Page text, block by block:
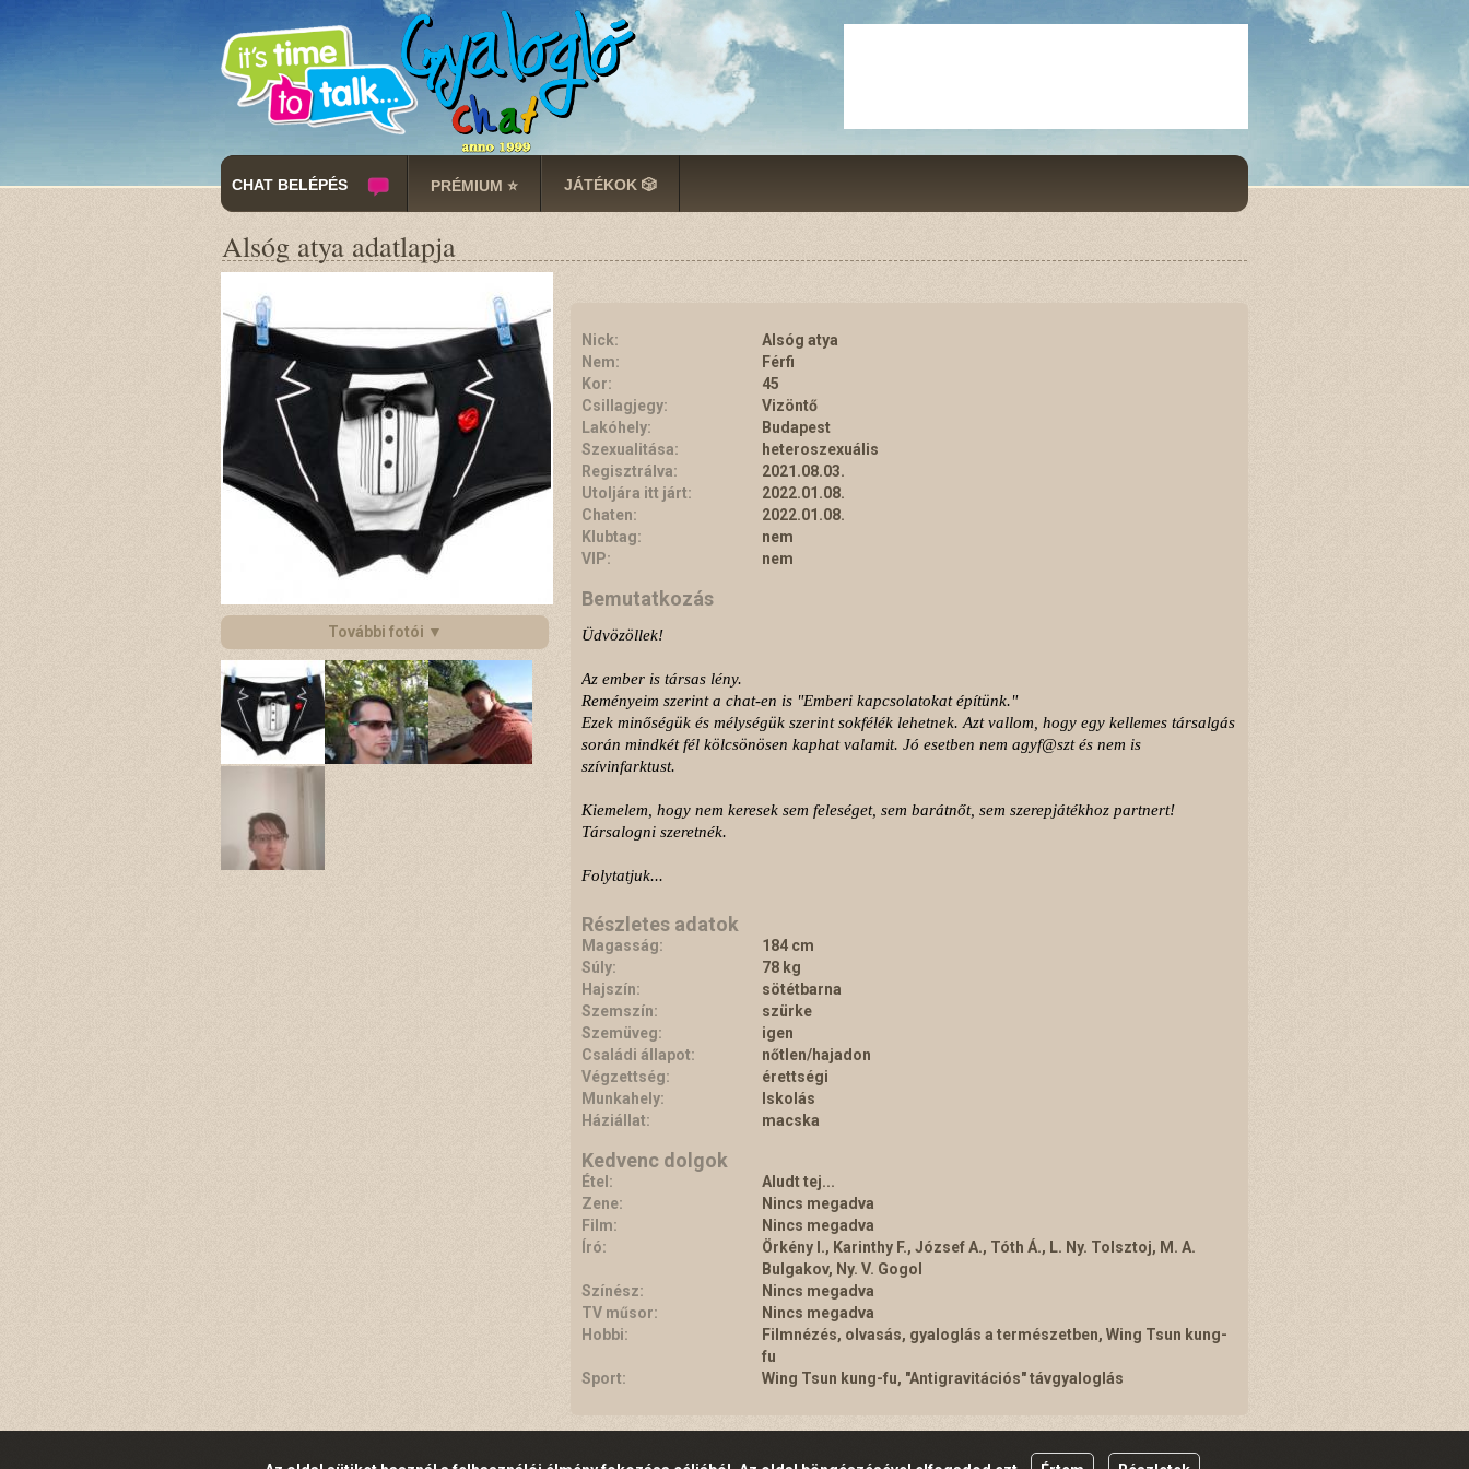
CHAT BELÉPÉS PRÉMIUM ⭐ JÁTÉKOK 🎲
Alsóg atya adatlapja
További fotói ▼
Nick:
Alsóg atya
Nem:
Férfi
Kor:
45
Csillagjegy:
Vizöntő
Lakóhely:
Budapest
Szexualitása:
heteroszexuális
Regisztrálva:
2021.08.03.
Utoljára itt járt:
2022.01.08.
Chaten:
2022.01.08.
Klubtag:
nem
VIP:
nem
Bemutatkozás
Üdvözöllek!
Az ember is társas lény.
Reményeim szerint a chat-en is "Emberi kapcsolatokat építünk."
Ezek minőségük és mélységük szerint sokfélék lehetnek. Azt vallom, hogy egy kellemes társalgás
során mindkét fél kölcsönösen kaphat valamit. Jó esetben nem agyf@szt és nem is
szívinfarktust.
Kiemelem, hogy nem keresek sem feleséget, sem barátnőt, sem szerepjátékhoz partnert!
Társalogni szeretnék.
Folytatjuk...
Részletes adatok
Magasság:
184 cm
Súly:
78 kg
Hajszín:
sötétbarna
Szemszín:
szürke
Szemüveg:
igen
Családi állapot:
nőtlen/hajadon
Végzettség:
érettségi
Munkahely:
Iskolás
Háziállat:
macska
Kedvenc dolgok
Étel:
Aludt tej...
Zene:
Nincs megadva
Film:
Nincs megadva
Író:
Örkény I., Karinthy F., József A., Tóth Á., L. Ny. Tolsztoj, M. A.
Bulgakov, Ny. V. Gogol
Színész:
Nincs megadva
TV műsor:
Nincs megadva
Hobbi:
Filmnézés, olvasás, gyaloglás a természetben, Wing Tsun kung-
fu
Sport:
Wing Tsun kung-fu, "Antigravitációs" távgyaloglás